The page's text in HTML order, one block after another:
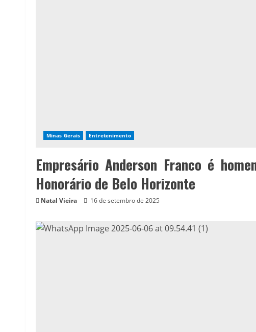
Minas Gerais Entretenimento
Empresário Anderson Franco é
Honorário de Belo Horizonte
Natal Vieira 16 de setembro de 2025